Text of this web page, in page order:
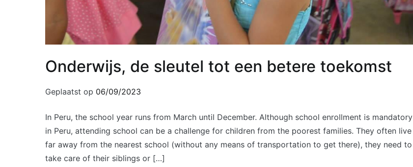
Onderwijs, de sleutel tot een betere toekomst
Geplaatst op 06/09/2023
In Peru, the school year runs from March until December. Although school enrollment is mandatory
in Peru, attending school can be a challenge for children from the poorest families. They often live
far away from the nearest school (without any means of transportation to get there), they need to
take care of their siblings or […]